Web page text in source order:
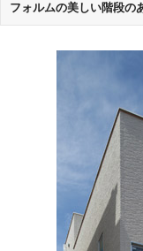
フォルムの美しい階段の